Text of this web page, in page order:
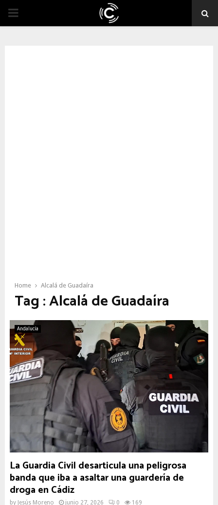
PRIMARY
Home Alcalá de Guadaíra
Tag : Alcalá de Guadaíra
Andalucía
La Guardia Civil desarticula una peligrosa
banda que iba a asaltar una guardería de
droga en Cádiz
by Jesús Moreno junio 27, 2026 0 169